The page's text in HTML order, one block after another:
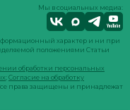
Мы в социальных медиа:
характер и ни при
положениями Статьи
обработки персональных
; Согласие на обработку
права защищены и принадлежат